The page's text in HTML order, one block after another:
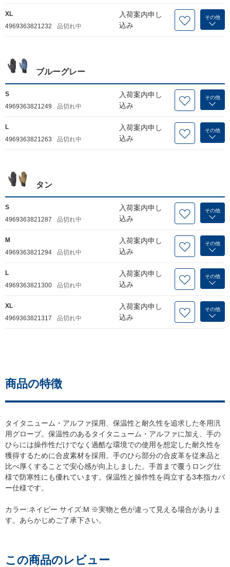
XL
4969363821232
品切れ中
入荷案内申し
込み
その他
ブルーグレー
S
4969363821249
品切れ中
入荷案内申し
込み
その他
L
4969363821263
品切れ中
入荷案内申し
込み
その他
タン
S
4969363821287
品切れ中
入荷案内申し
込み
その他
M
4969363821294
品切れ中
入荷案内申し
込み
その他
L
4969363821300
品切れ中
入荷案内申し
込み
その他
XL
4969363821317
品切れ中
入荷案内申し
込み
その他
商品の特徴
タイタニューム・アルファ採用、保温性と耐久性を追求した冬用汎
用グローブ。保温性のあるタイタニューム・アルファに加え、手の
ひらには操作性だけでなく過酷な環境での使用を想定した耐久性を
獲得するために合皮素材を採用。手のひら部分の合皮革を従来品と
比べ厚くすることで安心感が向上しました。手首まで覆うロング仕
様で防寒性にも優れています。保温性と操作性を両立する3本指カバ
ー仕様です。
カラー:ネイビー サイズ:M ※実物と色が違って見える場合がありま
す。あらかじめご了承下さい。
この商品のレビュー